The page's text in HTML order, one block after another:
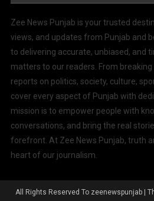
Zee News Punjab is your trusted
views, and updates from Punjab and
to delivering accurate, unbiased, and
matters to our readers. From
reports on politics, society, culture,
cover every aspect of Punjab with
mission is to empower people with
conversations, and bring the real
forefront. At Zee News Punjab, truth
heart of our journalism.
All Rights Reserved To zeenewspunjab